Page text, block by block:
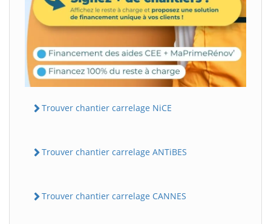
Trouver chantier carrelage NiCE
Trouver chantier carrelage ANTiBES
Trouver chantier carrelage CANNES